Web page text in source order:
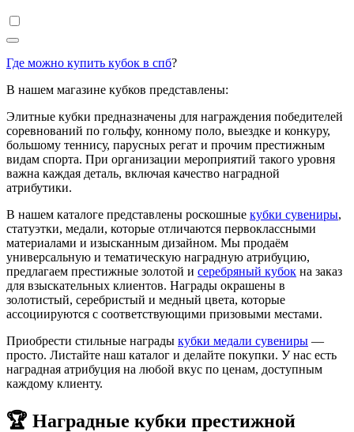
Где можно купить кубок в спб?
В нашем магазине кубков представлены:
Элитные кубки предназначены для награждения победителей
соревнований по гольфу, конному поло, выездке и конкуру,
большому теннису, парусных регат и прочим престижным
видам спорта. При организации мероприятий такого уровня
важна каждая деталь, включая качество наградной
атрибутики.
В нашем каталоге представлены роскошные кубки сувениры,
статуэтки, медали, которые отличаются первоклассными
материалами и изысканным дизайном. Мы продаём
универсальную и тематическую наградную атрибуцию,
предлагаем престижные золотой и серебряный кубок на заказ
для взыскательных клиентов. Награды окрашены в
золотистый, серебристый и медный цвета, которые
ассоциируются с соответствующими призовыми местами.
Приобрести стильные награды кубки медали сувениры —
просто. Листайте наш каталог и делайте покупки. У нас есть
наградная атрибуция на любой вкус по ценам, доступным
каждому клиенту.
🏆 Наградные кубки престижной